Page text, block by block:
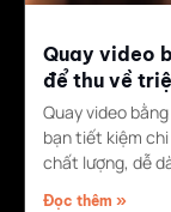
Quay video
để thu về
Quay video
bạn tiết kiệm
chất lượng, dễ
Đọc thêm »